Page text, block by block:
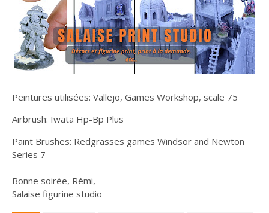
Peintures utilisées: Vallejo, Games Workshop, scale 75
Airbrush: Iwata Hp-Bp Plus
Paint Brushes: Redgrasses games Windsor and Newton
Series 7
Bonne soirée, Rémi,
Salaise figurine studio